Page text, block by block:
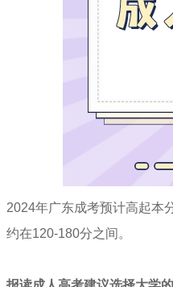
2024年广东成考预计高起本
约在120-180分之间。